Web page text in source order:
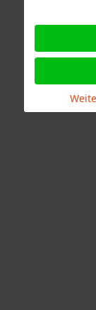
Freiwillige
Stuttgart